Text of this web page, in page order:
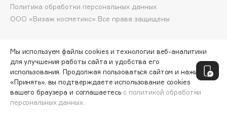
Dr. Vranjes Firenze
Dr.Althea
Dr.Jart+
DSD de Luxe
Dyson
ДОБАВИТЬ В КОРЗИНУ
ООО «Визаж косметикс» Все права защищены
Политика обработки персональных данных
Мы используем файлы cookies и технологии веб-аналитики
для улучшения работы сайта и удобства его
использования. Продолжая пользоваться сайтом и нажимая
«Принять», вы подтверждаете использование cookies
вашего браузера и соглашаетесь с политикой обработки
персональных данных.